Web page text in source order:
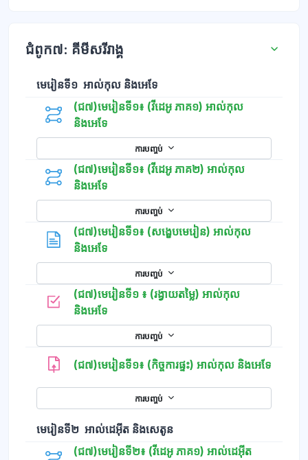
ជំពូក៧: គីមីសរីរាង្គ
មេរៀនទី១ អាល់កុល និងអេទែ
(ជ៧)មេរៀនទី១៖ (វីដេអូ ភាគ១) អាល់កុល
និងអេទែ
ការបញ្ចប់
(ជ៧)មេរៀនទី១៖ (វីដេអូ ភាគ២) អាល់កុល
និងអេទែ
ការបញ្ចប់
(ជ៧)មេរៀនទី១៖ (សង្ខេបមេរៀន) អាល់កុល
និងអេទែ
ការបញ្ចប់
(ជ៧)មេរៀនទី១ ៖ (រង្វាយតម្លៃ) អាល់កុល
និងអេទែ
ការបញ្ចប់
(ជ៧)មេរៀនទី១៖ (កិច្ចការផ្ទះ) អាល់កុល និងអេទែ
ការបញ្ចប់
មេរៀនទី២ អាល់ដេអ៊ីត និងសេតូន
(ជ៧)មេរៀនទី២៖ (វីដេអូ ភាគ១) អាល់ដេអ៊ីត